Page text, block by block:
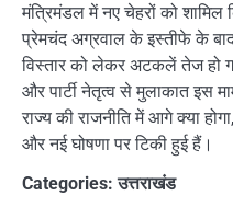
मंत्रिमंडल में नए चेहरों को शामिल
प्रेमचंद अग्रवाल के इस्तीफे के
विस्तार को लेकर अटकलें तेज हो
और पार्टी नेतृत्व से मुलाकात इस
राज्य की राजनीति में आगे क्या
और नई घोषणा पर टिकी हुई हैं।
Categories:उत्तराखंड